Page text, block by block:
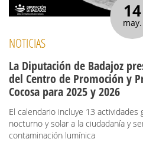
14
may.
NOTICIAS
La Diputación de Badajoz
del Centro de Promoción y
Cocosa para 2025 y 2026
El calendario incluye 13
nocturno y solar a la ciudadanía y
contaminación lumínica